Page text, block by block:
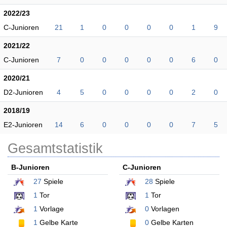
2022/23
C-Junioren
21 1 0 0 0 0 1 9
2021/22
C-Junioren
7 0 0 0 0 0 6 0
2020/21
D2-Junioren
4 5 0 0 0 0 2 0
2018/19
E2-Junioren
14 6 0 0 0 0 7 5
Gesamtstatistik
B-Junioren
27 Spiele
1 Tor
1 Vorlage
1 Gelbe Karte
C-Junioren
28 Spiele
1 Tor
0Vorlagen
0Gelbe Karten